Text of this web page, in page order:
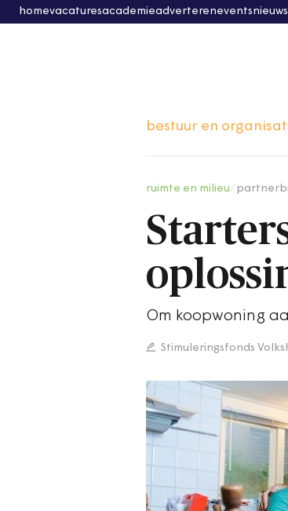
homevacaturesacademieadverterenevents
bestuur en
ruimte en milieu
Om koopwoning
Stimuleringsfonds